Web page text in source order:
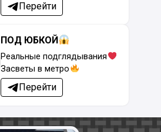
Перейти
ПОД ЮБКОЙ
Реальные подглядывания
Засветы в метро
Перейти